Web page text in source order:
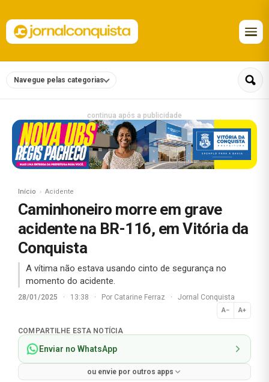
Navegue pelas categorias
continua após a publicidade
Início Acidente
Caminhoneiro morre em grave
acidente na BR-116, em Vitória da
Conquista
A vítima não estava usando cinto de segurança no
momento do acidente.
28/01/2025 · 13:38 · Por Catarine Ferraz · Jornal Conquista
A− A+
Normal
COMPARTILHE ESTA NOTÍCIA
Enviar no WhatsApp
ou envie por outros apps